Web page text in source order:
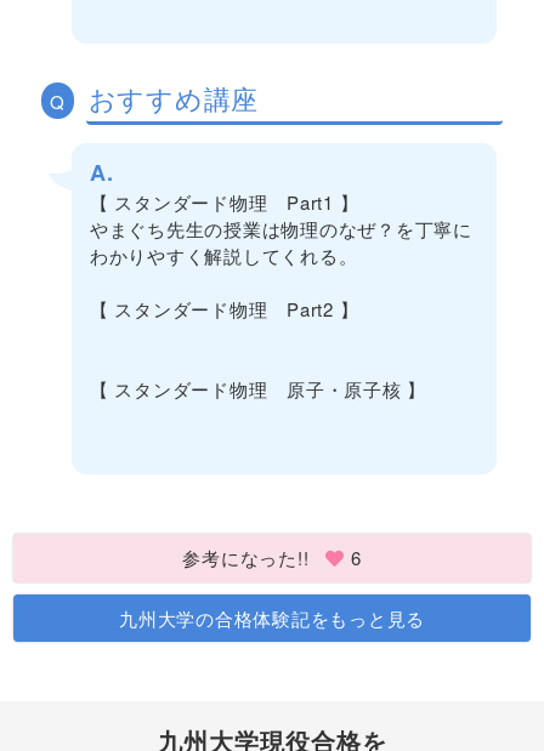
Q おすすめ講座
A.
【 スタンダード物理 Part1 】
やまぐち先生の授業は物理のなぜ？を丁寧に
わかりやすく解説してくれる。
【 スタンダード物理 Part2 】
【 スタンダード物理 原子・原子核 】
参考になった!! 6
九州大学の合格体験記をもっと見る
九州大学現役合格を